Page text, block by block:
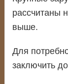
рассчитаны
выше.
Для
заключить